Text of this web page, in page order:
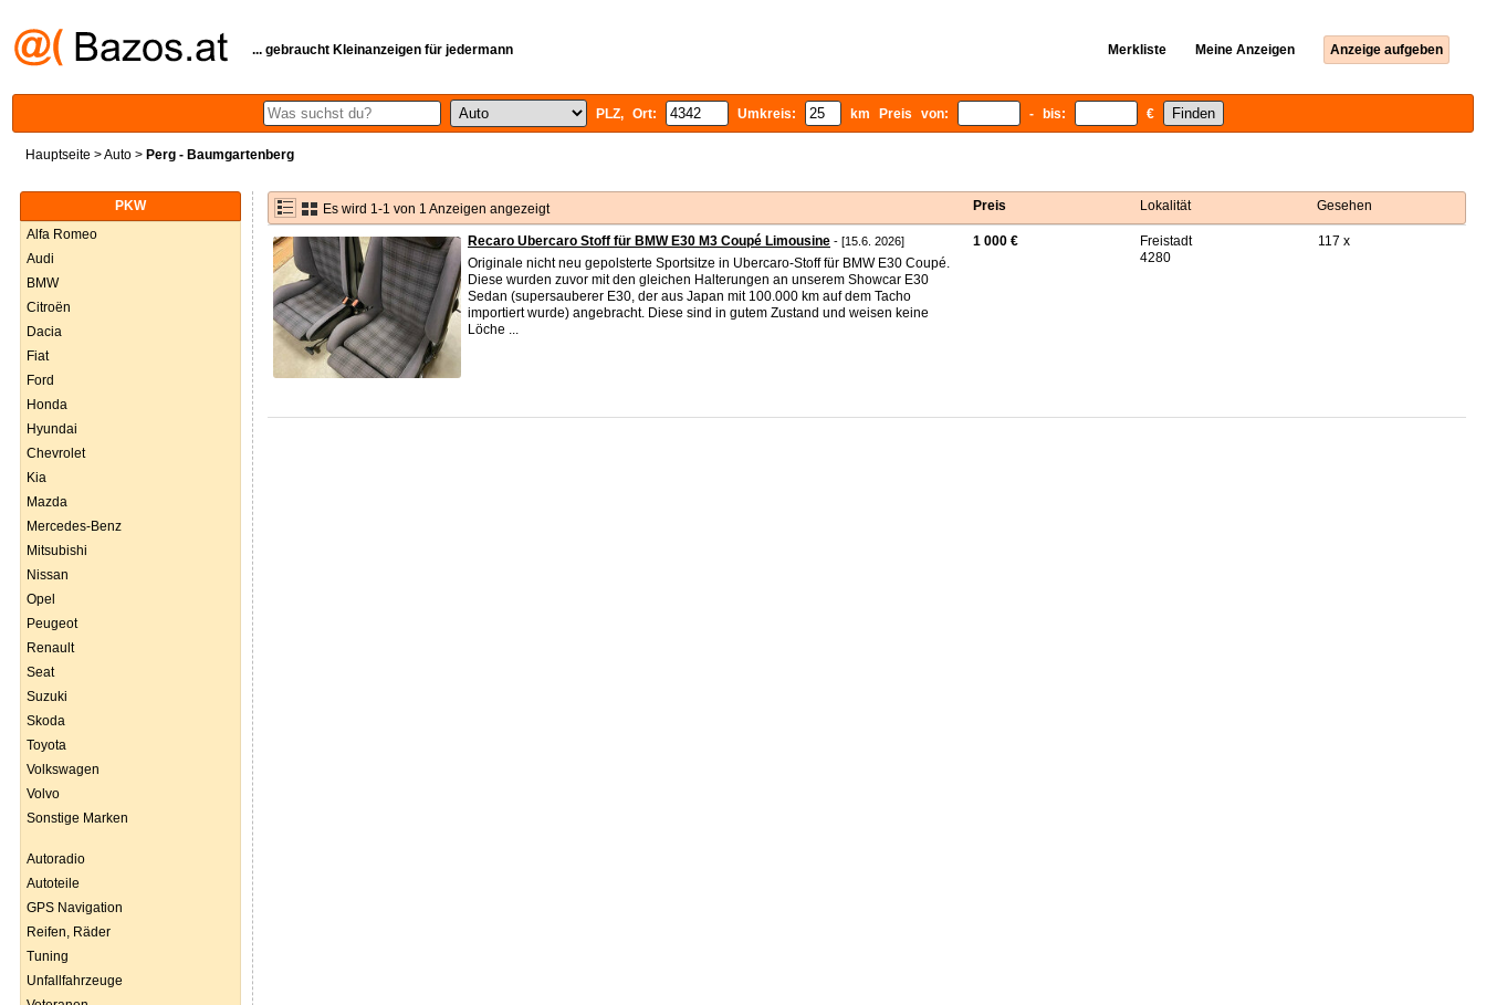
... gebraucht Kleinanzeigen für jedermann Merkliste Meine Anzeigen Anzeige aufgeben
PLZ, Ort: Umkreis: km Preis von: - bis: €
Hauptseite >Auto > Perg - Baumgartenberg
PKW
Alfa Romeo
Audi
BMW
Citroën
Dacia
Fiat
Ford
Honda
Hyundai
Chevrolet
Kia
Mazda
Mercedes-Benz
Mitsubishi
Nissan
Opel
Peugeot
Renault
Seat
Suzuki
Skoda
Toyota
Volkswagen
Volvo
Sonstige Marken
Autoradio
Autoteile
GPS Navigation
Reifen, Räder
Tuning
Unfallfahrzeuge
Es wird 1-1 von 1 Anzeigen angezeigt Preis Lokalität Gesehen
Recaro Ubercaro Stoff für BMW E30 M3 Coupé Limousine - [15.6. 2026]
Originale nicht neu gepolsterte Sportsitze in Ubercaro-Stoff für BMW E30 Coupé.
Diese wurden zuvor mit den gleichen Halterungen an unserem Showcar E30
Sedan (supersauberer E30, der aus Japan mit 100.000 km auf dem Tacho
importiert wurde) angebracht. Diese sind in gutem Zustand und weisen keine
Löche ...
1 000 €
Freistadt
4280
117 x